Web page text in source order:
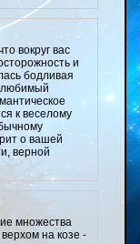
вокруг вас
и
бодливая
любимый
к веселому
о вашей
верной
множества
на козе -